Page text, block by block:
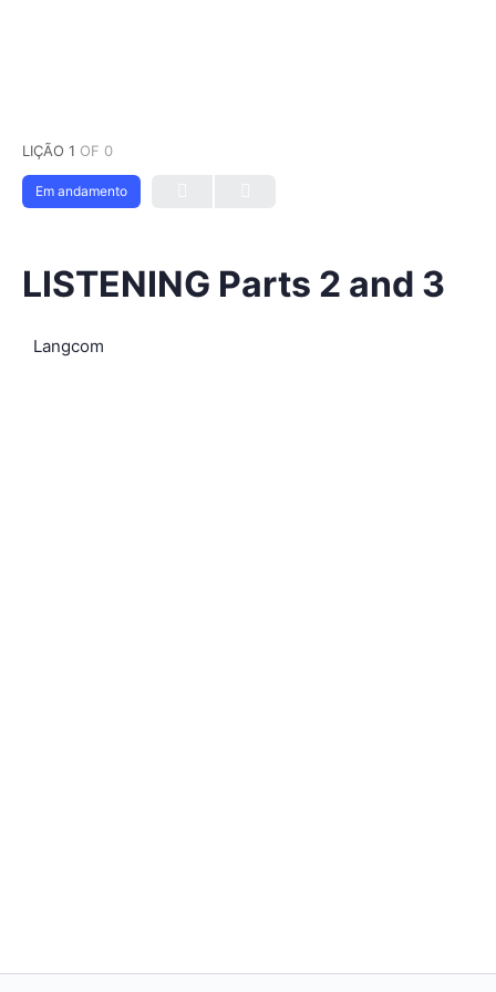
LIÇÃO 1 OF 0
Em andamento
LISTENING Parts 2 and 3
Langcom